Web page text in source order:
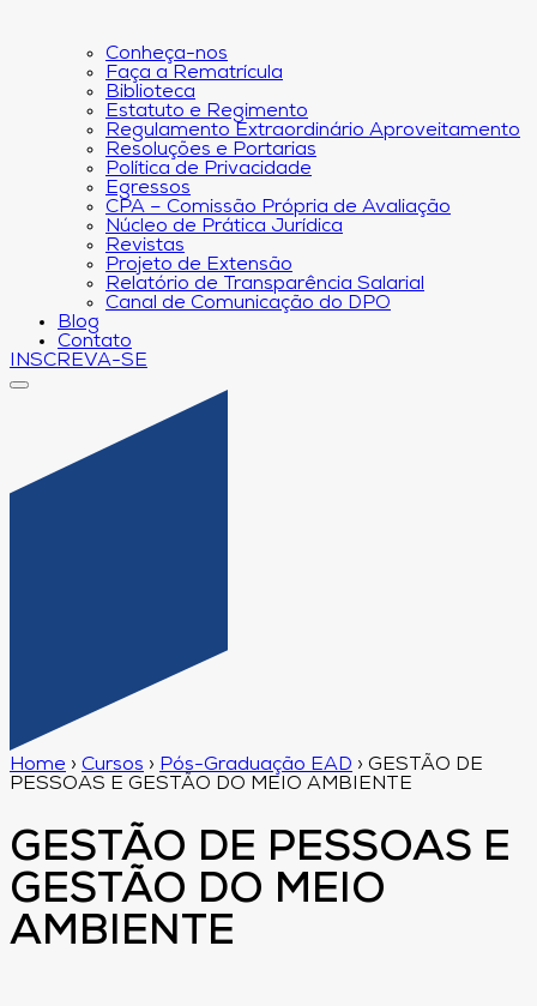
Conheça-nos
Faça a Rematrícula
Biblioteca
Estatuto e Regimento
Regulamento Extraordinário Aproveitamento
Resoluções e Portarias
Política de Privacidade
Egressos
CPA – Comissão Própria de Avaliação
Núcleo de Prática Jurídica
Revistas
Projeto de Extensão
Relatório de Transparência Salarial
Canal de Comunicação do DPO
Blog
Contato
INSCREVA-SE
Home › Cursos › Pós-Graduação EAD › GESTÃO DE
PESSOAS E GESTÃO DO MEIO AMBIENTE
GESTÃO DE PESSOAS E
GESTÃO DO MEIO
AMBIENTE